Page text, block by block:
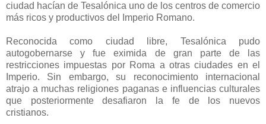
ciudad hacían de Tesalónica uno de los centros de comercio
más ricos y productivos del Imperio Romano.
Reconocida como ciudad libre, Tesalónica pudo
autogobernarse y fue eximida de gran parte de las
restricciones impuestas por Roma a otras ciudades en el
Imperio. Sin embargo, su reconocimiento internacional
atrajo a muchas religiones paganas e influencias culturales
que posteriormente desafiaron la fe de los nuevos
cristianos.